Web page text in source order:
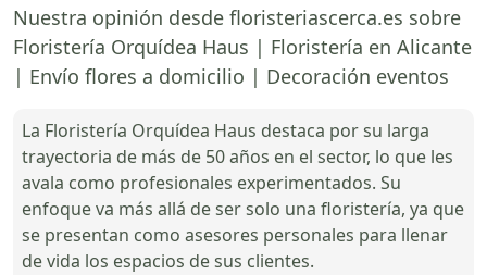
Nuestra opinión desde floristeriascerca.es sobre
Floristería Orquídea Haus | Floristería en Alicante
| Envío flores a domicilio | Decoración eventos
La Floristería Orquídea Haus destaca por su larga
trayectoria de más de 50 años en el sector, lo que les
avala como profesionales experimentados. Su
enfoque va más allá de ser solo una floristería, ya que
se presentan como asesores personales para llenar
de vida los espacios de sus clientes.